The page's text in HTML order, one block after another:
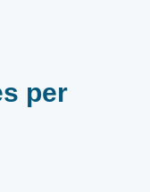
per